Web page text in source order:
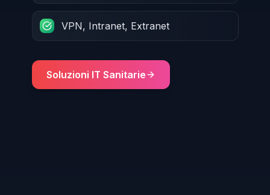
VPN, Intranet, Extranet
Soluzioni IT Sanitarie